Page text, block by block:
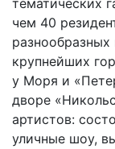
тематических
чем 40
крупнейших
у Моря и
дворе
артистов:
уличные шоу,